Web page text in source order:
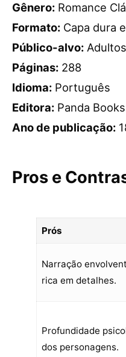
Gênero: Romance
Formato: Capa dura
Público-alvo:
Páginas: 288
Idioma: Português
Editora: Panda Books
Ano de publicação:
Pros e
Prós
Narração
rica em detalhes.
Profundidade
dos personagens.